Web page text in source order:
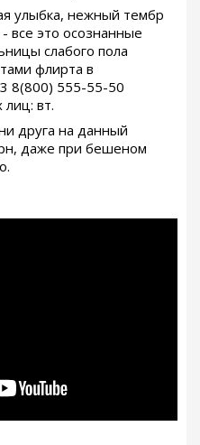
улыбка, нежный тембр
все это осознанные
слабого пола
флирта в
8(800) 555-55-50
вт.
друга на данный
даже при бешеном